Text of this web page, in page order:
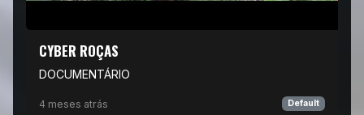
CYBER ROÇAS
DOCUMENTÁRIO
4 meses atrás Default